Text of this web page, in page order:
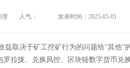
人气： 发表时间：2025-05-01
取决于矿工挖矿行为的问题给“其他”
拉拢、兑换风控、区块链数字货币兑